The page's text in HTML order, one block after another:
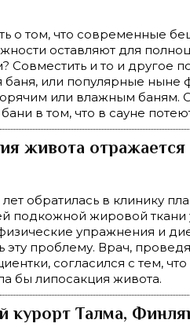
о том, что современные
оставляют для
Совместить и то и другое
баня, или популярные ныне
или влажным баням.
в том, что в сауне
живота
обратилась в клинику
подкожной жировой
упражнения и
эту проблему. Врач,
согласился с тем,
бы липосакция живота.
курорт Талма,